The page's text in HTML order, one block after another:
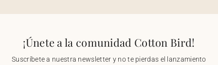
¡Únete a la comunidad Cotton Bird!
Suscríbete a nuestra newsletter y no te pierdas el lanzamiento